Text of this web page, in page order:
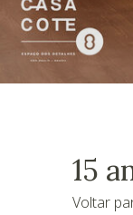
15
Voltar